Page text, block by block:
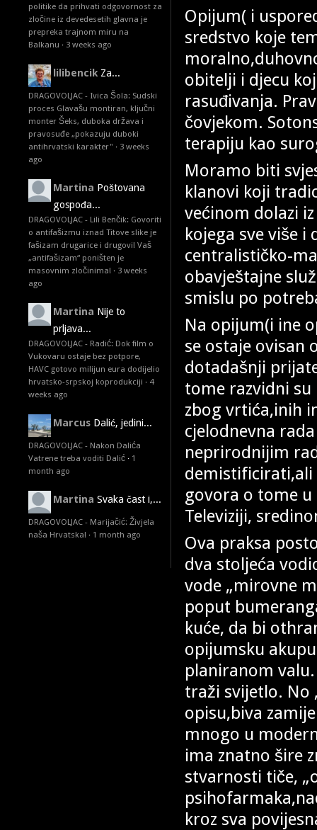
politike da prihvati odgovornost za
zločine iz devedesetih glavna je
prepreka trajnom miru na
Balkanu · 3 weeks ago
lilibencik Za...
DRAGOVOLJAC - Ivica Šola: Sudski
proces Glavašu montiran, ključni
monter Šeks, duboka država i
pravosuđe „pokazuju duboki
antihrvatski karakter" · 3 weeks
ago
Martina Poštovana
gospođa...
DRAGOVOLJAC - Lili Benčik: Govoriti
o antifašizmu iznad Titove slike je
fašizam drugarice i drugovi! Vaš
„antifašizam“ poništen je
masovnim zločinima! · 3 weeks
ago
Martina Nije to
prljava...
DRAGOVOLJAC - Radić: Dok film o
Vukovaru ostaje bez potpore,
HAVC gotovo milijun eura dodijelio
hrvatsko-srpskoj koprodukciji · 4
weeks ago
Marcus Dalić, jedini...
DRAGOVOLJAC - Nakon Dalića
Vatrene treba voditi Dalić · 1
month ago
Martina Svaka čast i,...
DRAGOVOLJAC - Marijačić: Živjela
naša Hrvatska! · 1 month ago
Opijum( i
sredstvo koje
obitelji i djecu
rasuđivanja.
čovjekom.
terapiju kao
Moramo biti
klanovi koji
većinom dolazi
kojega sve više
centralističko-
obavještajne
smislu po
Na opijum(i ine
se ostaje ovisan
dotadašnji
tome razvidni
zbog vrtića,inih
cjelodnevna
neprirodnijim
demistificirati,ali
govora o tome
Televiziji,
Ova praksa
dva stoljeća
vode „mirovne
poput
kuće, da bi
opijumsku
planiranom
traži svijetlo. No
opisu,biva
mnogo u
ima znatno šire
stvarnosti tiče,
kroz sva